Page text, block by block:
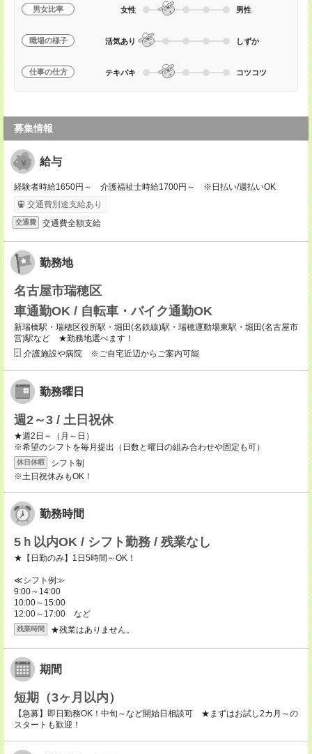
男女比率 女性 男性
職場の様子 活気あり しずか
仕事の仕方 テキパキ コツコツ
募集情報
給与
経験者時給1650円～ 介護福祉士時給1700円～ ※日払い/週払いOK
交通費別途支給あり
交通費 交通費全額支給
勤務地
名古屋市瑞穂区
車通勤OK / 自転車・バイク通勤OK
新瑞橋駅・瑞穂区役所駅・堀田(名鉄線)駅・瑞穂運動場東駅・堀田(名古屋市
営)駅など ★勤務地選べます！
介護施設や病院 ※ご自宅近辺からご案内可能
勤務曜日
週2～3 / 土日祝休
★週2日～（月～日）
※希望のシフトを毎月提出（日数と曜日の組み合わせや固定も可）
休日休暇
シフト制
※土日祝休みもOK！
勤務時間
5ｈ以内OK / シフト勤務 / 残業なし
★【日勤のみ】1日5時間～OK！
≪シフト例≫
9:00～14:00
10:00～15:00
12:00～17:00 など
残業時間 ★残業はありません。
期間
短期（3ヶ月以内）
【急募】即日勤務OK！中旬～など開始日相談可 ★まずはお試し2カ月～の
スタートも歓迎！